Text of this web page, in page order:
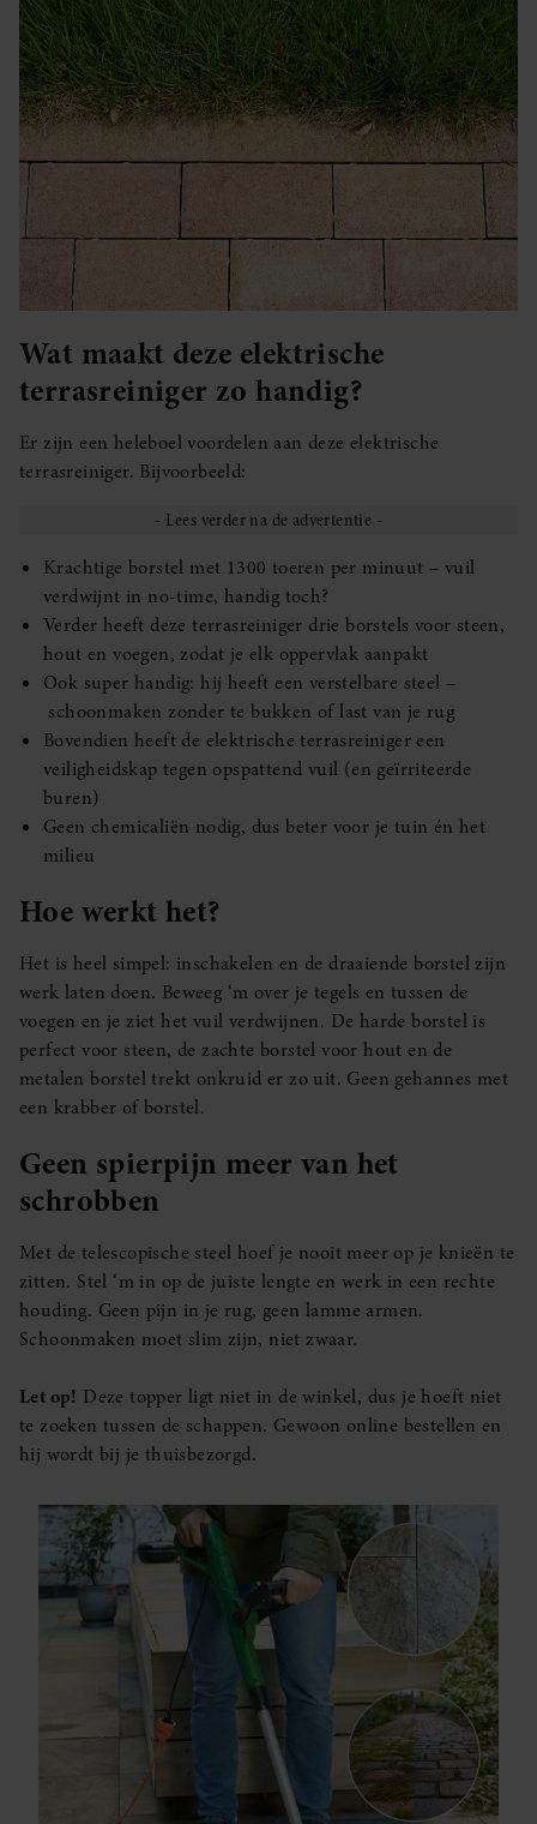
Wat maakt deze elektrische
terrasreiniger zo handig?
Er zijn een heleboel voordelen aan deze elektrische
terrasreiniger. Bijvoorbeeld:
Krachtige borstel met 1300 toeren per minuut – vuil
verdwijnt in no-time, handig toch?
Verder heeft deze terrasreiniger drie borstels voor steen,
hout en voegen, zodat je elk oppervlak aanpakt
Ook super handig: hij heeft een verstelbare steel –
schoonmaken zonder te bukken of last van je rug
Bovendien heeft de elektrische terrasreiniger een
veiligheidskap tegen opspattend vuil (en geïrriteerde
buren)
Geen chemicaliën nodig, dus beter voor je tuin én het
milieu
Hoe werkt het?
Het is heel simpel: inschakelen en de draaiende borstel zijn
werk laten doen. Beweeg ‘m over je tegels en tussen de
voegen en je ziet het vuil verdwijnen. De harde borstel is
perfect voor steen, de zachte borstel voor hout en de
metalen borstel trekt onkruid er zo uit. Geen gehannes met
een krabber of borstel.
Geen spierpijn meer van het
schrobben
Met de telescopische steel hoef je nooit meer op je knieën te
zitten. Stel ‘m in op de juiste lengte en werk in een rechte
houding. Geen pijn in je rug, geen lamme armen.
Schoonmaken moet slim zijn, niet zwaar.
Let op! Deze topper ligt niet in de winkel, dus je hoeft niet
te zoeken tussen de schappen. Gewoon online bestellen en
hij wordt bij je thuisbezorgd.